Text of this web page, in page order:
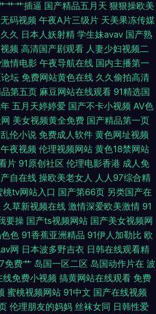
福利站3 丝袜性爱 97青娱乐大香蕉 国伦精
社区论坛 黄色链接大全 日日干天天日 超碰
院在线观看 欧美丝袜婷婷 WWW浮力COM
人妻 久久婷婷香蕉青青 五月天夜夜撸 ay在
久av资源 天堂avbt
艹艹插逼 国产精品五月天 狠狠操欧美
码视频 午夜A片三级片 天美果冻传媒
久 日本人妖射精 学生妹avav 国产熟
频 高清国产剧观看 人妻少妇视频二
情电影 午夜导航在线 国内主播第一
坛 免费网站黄色在线 久久偷拍高清
第五页 麻豆网站在线观看 91精选国
五月天婷婷爱 国产不卡小视频 AV色
美女视频黄全免费 国产精品第一页
伦小说 免费成人软件 黄色网址视频
夜视频 伦理视频网站 黄色18禁网站
片 91原创社区 伦理电影香港 成人免
自在线 操欧美老女人 人人97综合精
桃tv网站入口 国产第66页 另类国产在
久草新视频在线 激情深爱欧美激情 91
要操 国产ts视频网站 国产美女视频网
色 91香蕉亚洲精品 91伊人加勒比 欧
网 日本波多野吉衣 日韩在线观看精
免费艹 岛国一区二区 岛国动作片在 波
线免费小视频 搞黄网站在线观看 免费
蜜桃视频网站 91中文 国产在线视频
伦理朋友的妈妈 丝袜女同 日韩性爱